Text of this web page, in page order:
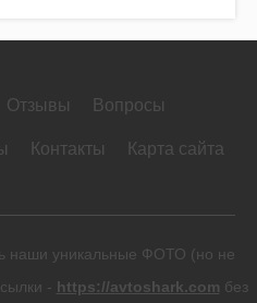
Отзывы Вопросы
Контакты Карта сайта
наши уникальные ФОТО (но не
- https://avtoshark.com без